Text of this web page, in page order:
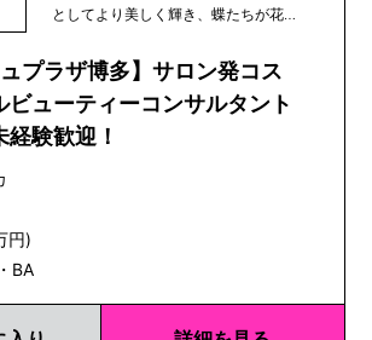
としてより美しく輝き、蝶たちが花か
ュプラザ博多】サロン発コス
ビューティーコンサルタント
験歓迎！
円)
BA